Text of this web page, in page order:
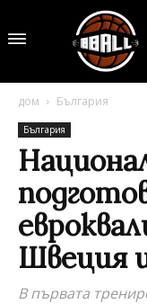
дом България
България
Швеция
В първата